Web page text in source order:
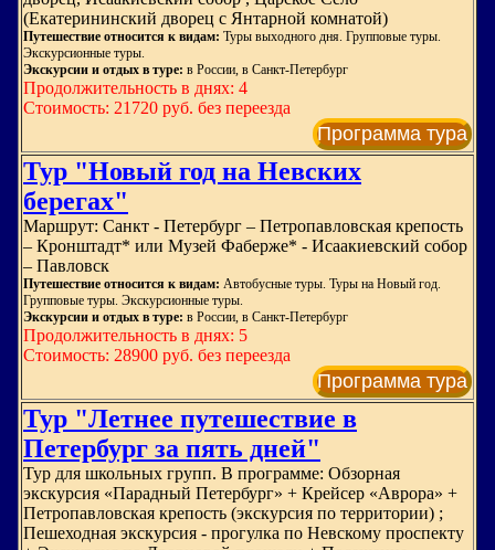
(Екатерининский дворец с Янтарной комнатой)
Путешествие относится к видам: Туры выходного дня. Групповые туры.
Экскурсионные туры.
Экскурсии и отдых в туре: в России, в Санкт-Петербург
Продолжительность в днях: 4
Стоимость: 21720 руб. без переезда
Программа тура
Тур "Новый год на Невских
берегах"
Маршрут: Санкт - Петербург – Петропавловская крепость
– Кронштадт* или Музей Фаберже* - Исаакиевский собор
– Павловск
Путешествие относится к видам: Автобусные туры. Туры на Новый год.
Групповые туры. Экскурсионные туры.
Экскурсии и отдых в туре: в России, в Санкт-Петербург
Продолжительность в днях: 5
Стоимость: 28900 руб. без переезда
Программа тура
Тур "Летнее путешествие в
Петербург за пять дней"
Тур для школьных групп. В программе: Обзорная
экскурсия «Парадный Петербург» + Крейсер «Аврора» +
Петропавловская крепость (экскурсия по территории) ;
Пешеходная экскурсия - прогулка по Невскому проспекту